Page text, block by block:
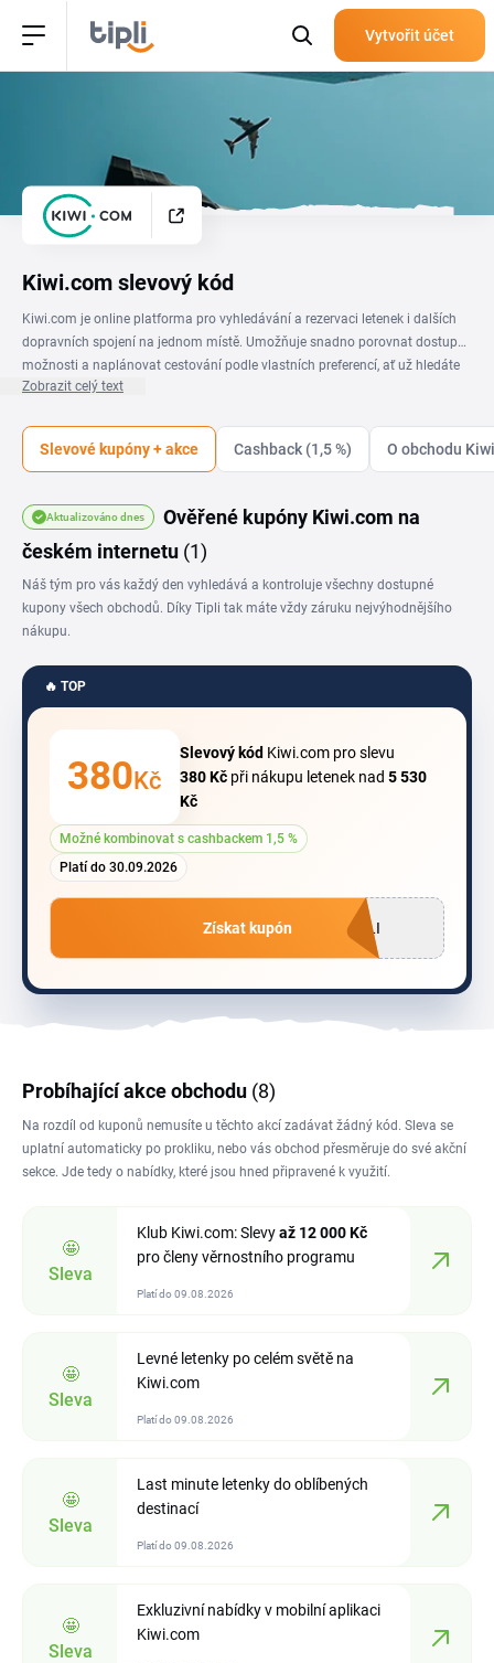
Vytvořit účet
Kiwi.com slevový kód
Kiwi.com je online platforma pro vyhledávání a rezervaci letenek i dalších
dopravních spojení na jednom místě. Umožňuje snadno porovnat dostupné
možnosti a naplánovat cestování podle vlastních preferencí, ať už hledáte
krátký pobyt nebo delší cestu do zahraničí. Při online rezervaci můžete
tak naplánujete pohodlně online a zároveň využijete dostupnou slevu při
nákupu.
Zobrazit celý text
Slevové kupóny + akce Cashback (1,5 %) O obchodu
Aktualizováno dnes
Ověřené kupóny Kiwi.com na
českém internetu (1)
Náš tým pro vás každý den vyhledává a kontroluje všechny dostupné
kupony všech obchodů. Díky Tipli tak máte vždy záruku nejvýhodnějšího
nákupu.
🔥 TOP
380Kč
Slevový kód Kiwi.com pro slevu
380 Kč při nákupu letenek nad 5530
Kč
Možné kombinovat s cashbackem 1,5 %
Platí do 30.09.2026
PLI
Získat kupón
Probíhající akce obchodu (8)
Na rozdíl od kuponů nemusíte u těchto akcí zadávat žádný kód. Sleva se
uplatní automaticky po prokliku, nebo vás obchod přesměruje do své akční
sekce. Jde tedy o nabídky, které jsou hned připravené k využití.
🤩
Sleva
Klub Kiwi.com: Slevyaž 12000 Kč
pro členy věrnostního programu
Platí do 09.08.2026
🤩
Sleva
Levné letenky po celém světě na
Kiwi.com
Platí do 09.08.2026
🤩
Sleva
Last minute letenky do oblíbených
destinací
Platí do 09.08.2026
🤩
Sleva
Exkluzivní nabídky v mobilní aplikaci
Kiwi.com